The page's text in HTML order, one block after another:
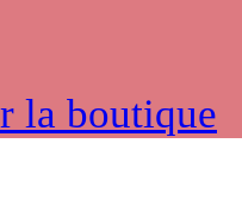
la boutique